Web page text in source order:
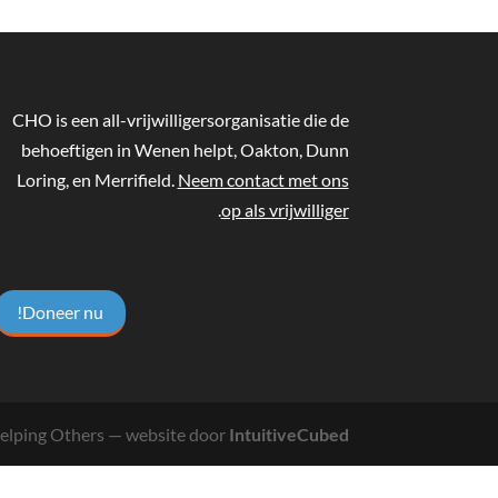
CHO is een all-vrijwilligersorganisatie die de
behoeftigen in Wenen helpt, Oakton, Dunn
Loring, en Merrifield. Neem contact met ons
op als vrijwilliger
Doneer nu!
Others — website door IntuitiveCubed